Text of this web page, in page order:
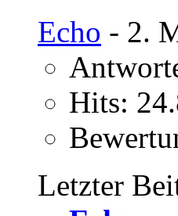
Echo - 2.
Hits:
Letzter